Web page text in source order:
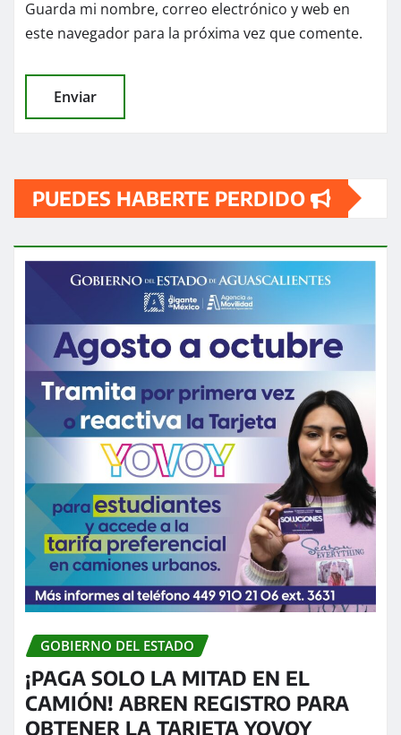
Guarda mi nombre, correo electrónico y web en
este navegador para la próxima vez que comente.
PUEDES HABERTE PERDIDO
GOBIERNO DEL ESTADO
¡PAGA SOLO LA MITAD EN EL
CAMIÓN! ABREN REGISTRO PARA
OBTENER LA TARJETA YOVOY